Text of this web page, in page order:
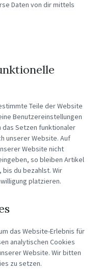
Daten von dir mittels
Teile der Website
Benutzereinstellungen
das Setzen funktionaler
unserer Website. Auf
Website nicht
so bleiben Artikel
du bezahlst. Wir
platzieren.
das Website-Erlebnis für
analytischen Cookies
Website. Wir bitten
zu setzen.